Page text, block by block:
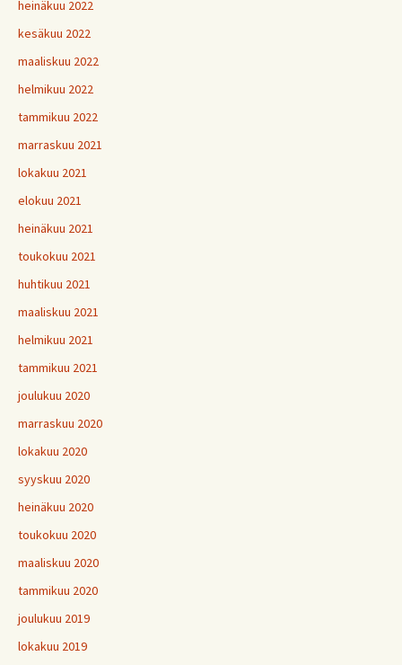
heinäkuu 2022
kesäkuu 2022
maaliskuu 2022
helmikuu 2022
tammikuu 2022
marraskuu 2021
lokakuu 2021
elokuu 2021
heinäkuu 2021
toukokuu 2021
huhtikuu 2021
maaliskuu 2021
helmikuu 2021
tammikuu 2021
joulukuu 2020
marraskuu 2020
lokakuu 2020
syyskuu 2020
heinäkuu 2020
toukokuu 2020
maaliskuu 2020
tammikuu 2020
joulukuu 2019
lokakuu 2019